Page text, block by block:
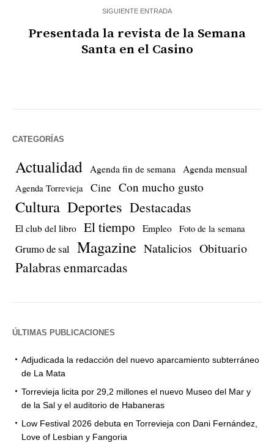
SIGUIENTE ENTRADA
Presentada la revista de la Semana
Santa en el Casino
CATEGORÍAS
Actualidad Agenda fin de semana Agenda mensual
Agenda Torrevieja Cine Con mucho gusto
Cultura Deportes Destacadas
El club del libro El tiempo Empleo Foto de la semana
Grumo de sal Magazine Natalicios Obituario
Palabras enmarcadas
ÚLTIMAS PUBLICACIONES
Adjudicada la redacción del nuevo aparcamiento subterráneo
de La Mata
Torrevieja licita por 29,2 millones el nuevo Museo del Mar y
de la Sal y el auditorio de Habaneras
Low Festival 2026 debuta en Torrevieja con Dani Fernández,
Love of Lesbian y Fangoria